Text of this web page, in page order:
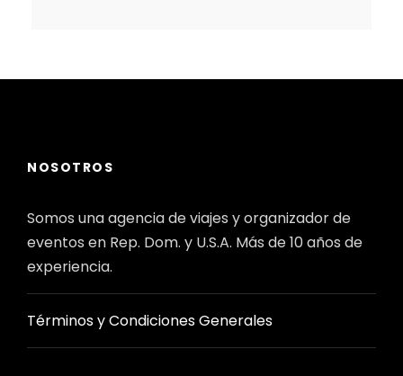
NOSOTROS
Somos una agencia de viajes y organizador de
eventos en Rep. Dom. y U.S.A. Más de 10 años de
experiencia.
Términos y Condiciones Generales